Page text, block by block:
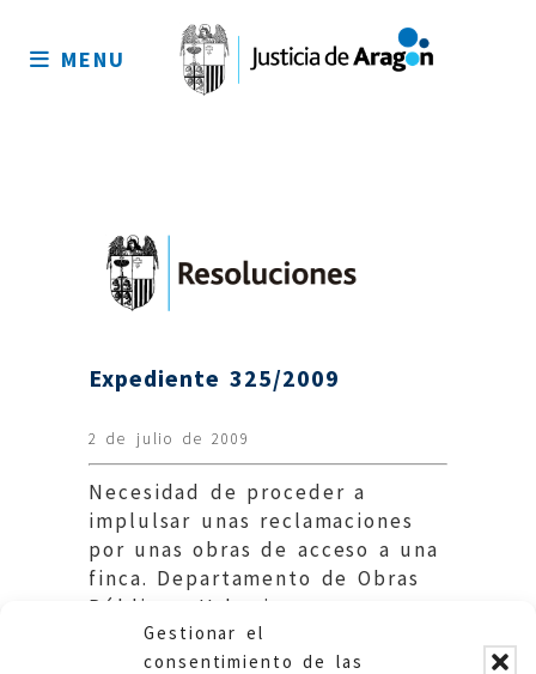
Gestionar el
consentimiento de las
sitio
MENU
Expediente 325/2009
2 de julio de 2009
Necesidad de proceder a
implulsar unas reclamaciones
por unas obras de acceso a una
finca. Departamento de Obras
Públicas, Urbanismo y
Transportes DGA.